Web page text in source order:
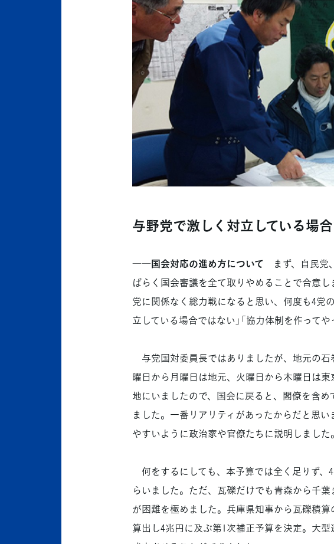
与野党で激しく対立している場
――国会対応の進め方について まず、自民党
ばらく国会審議を全て取りやめることで合意
党に関係なく総力戦になると思い、何度も4党
立している場合ではない」「協力体制を作って
与党国対委員長ではありましたが、地元の
曜日から月曜日は地元、火曜日から木曜日は
地にいましたので、国会に戻ると、閣僚を含
ました。一番リアリティがあったからだと思
やすいように政治家や官僚たちに説明しました。
何をするにしても、本予算では全く足りず、
らいました。ただ、瓦礫だけでも青森から千
が困難を極めました。兵庫県知事から瓦礫積
算出し4兆円に及ぶ第1次補正予算を決定。大